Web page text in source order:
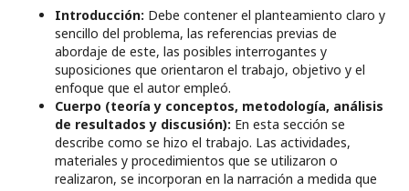
Introducción: Debe contener el planteamiento claro y
sencillo del problema, las referencias previas de
abordaje de este, las posibles interrogantes y
suposiciones que orientaron el trabajo, objetivo y el
enfoque que el autor empleó.
Cuerpo (teoría y conceptos, metodología, análisis
de resultados y discusión): En esta sección se
describe como se hizo el trabajo. Las actividades,
materiales y procedimientos que se utilizaron o
realizaron, se incorporan en la narración a medida que